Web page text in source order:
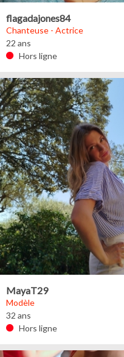
flagadajones84
Chanteuse - Actrice
22 ans
Hors ligne
MayaT29
Modèle
32 ans
Hors ligne